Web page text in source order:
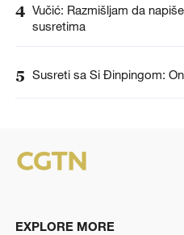
4 Vučić: Razmišljam da
susretima
5 Susreti sa Si Đinpingom:
EXPLORE MORE